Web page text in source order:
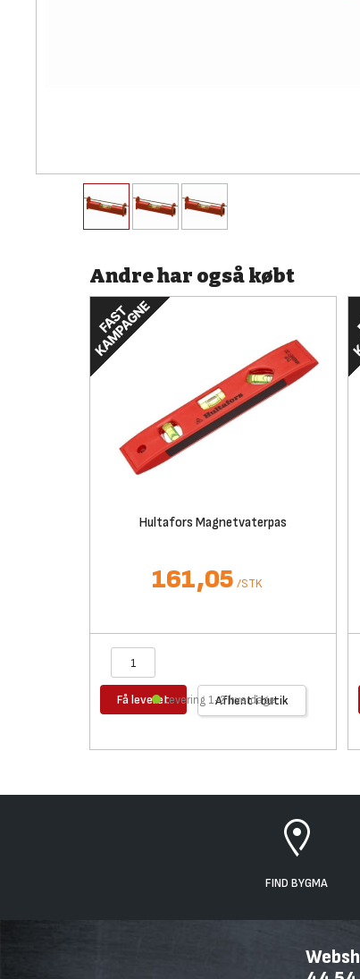
Andre har også købt
Hultafors Magnetvaterpas
161,05 /STK
Få leveret Afhent i butik
Levering 1-2 hverdage
FIND BYGMA